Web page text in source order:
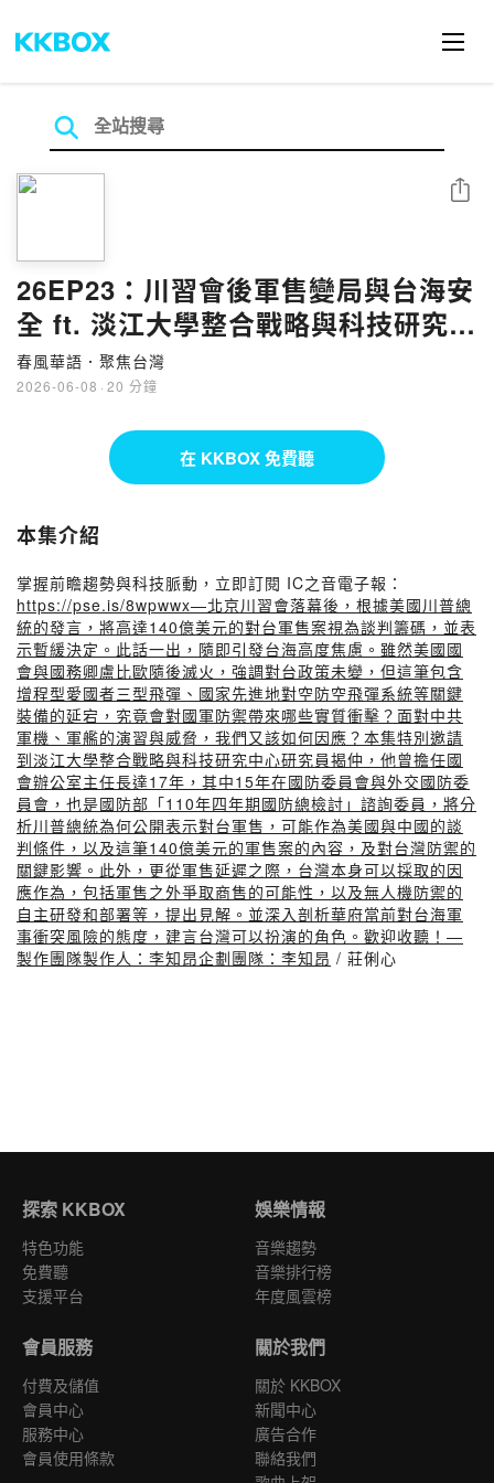
26EP23：川習會後軍售變局與台海安
全 ft. 淡江大學整合戰略與科技研究中
心研究員 揭仲
春風華語．聚焦台灣
2026-06-08 · 20 分鐘
分享
在 KKBOX 免費聽
本集介紹
掌握前瞻趨勢與科技脈動，立即訂閱 IC之音電子報：
https://pse.is/8wpwwx—北京川習會落幕後，根據美國川普總
統的發言，將高達140億美元的對台軍售案視為談判籌碼，並表
示暫緩決定。此話一出，隨即引發台海高度焦慮。雖然美國國
會與國務卿盧比歐隨後滅火，強調對台政策未變，但這筆包含
增程型愛國者三型飛彈、國家先進地對空防空飛彈系統等關鍵
裝備的延宕，究竟會對國軍防禦帶來哪些實質衝擊？面對中共
軍機、軍艦的演習與威脅，我們又該如何因應？本集特別邀請
到淡江大學整合戰略與科技研究中心研究員揭仲，他曾擔任國
會辦公室主任長達17年，其中15年在國防委員會與外交國防委
員會，也是國防部「110年四年期國防總檢討」諮詢委員，將分
析川普總統為何公開表示對台軍售，可能作為美國與中國的談
判條件，以及這筆140億美元的軍售案的內容，及對台灣防禦的
關鍵影響。此外，更從軍售延遲之際，台灣本身可以採取的因
應作為，包括軍售之外爭取商售的可能性，以及無人機防禦的
自主研發和部署等，提出見解。並深入剖析華府當前對台海軍
事衝突風險的態度，建言台灣可以扮演的角色。歡迎收聽！—
製作團隊製作人：李知昂企劃團隊：李知昂 / 莊俐心
探索 KKBOX
特色功能
免費聽
支援平台
娛樂情報
音樂趨勢
音樂排行榜
年度風雲榜
會員服務
付費及儲值
會員中心
服務中心
會員使用條款
關於我們
關於 KKBOX
新聞中心
廣告合作
聯絡我們